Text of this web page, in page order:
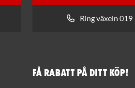
Ring växeln 019
Få rabatt på ditt köp!